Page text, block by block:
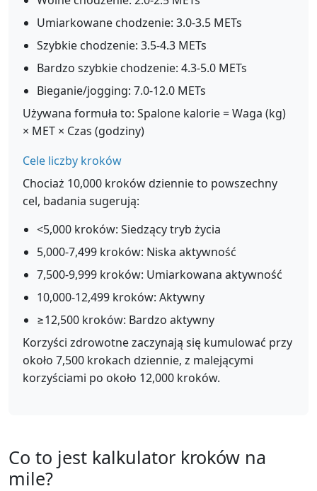
Umiarkowane chodzenie: 3.0-3.5 METs
Szybkie chodzenie: 3.5-4.3 METs
Bardzo szybkie chodzenie: 4.3-5.0 METs
Bieganie/jogging: 7.0-12.0 METs
Używana formuła to: Spalone kalorie = Waga (kg)
× MET × Czas (godziny)
Cele liczby kroków
Chociaż 10,000 kroków dziennie to powszechny
cel, badania sugerują:
<5,000 kroków: Siedzący tryb życia
5,000-7,499 kroków: Niska aktywność
7,500-9,999 kroków: Umiarkowana aktywność
10,000-12,499 kroków: Aktywny
≥12,500 kroków: Bardzo aktywny
Korzyści zdrowotne zaczynają się kumulować przy
około 7,500 krokach dziennie, z malejącymi
korzyściami po około 12,000 kroków.
Co to jest kalkulator kroków na
mile?